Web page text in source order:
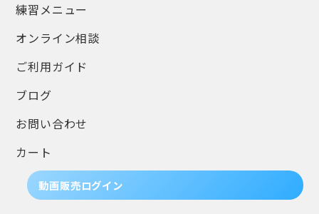
練習メニュー
オンライン相談
ご利用ガイド
ブログ
お問い合わせ
カート
動画販売ログイン